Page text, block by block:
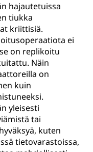
hajautetuissa
tiukka
kriittisiä.
ei
on replikoitu
Näin
on
kuin
yleisesti
tai
kuten
tietovarastoissa,